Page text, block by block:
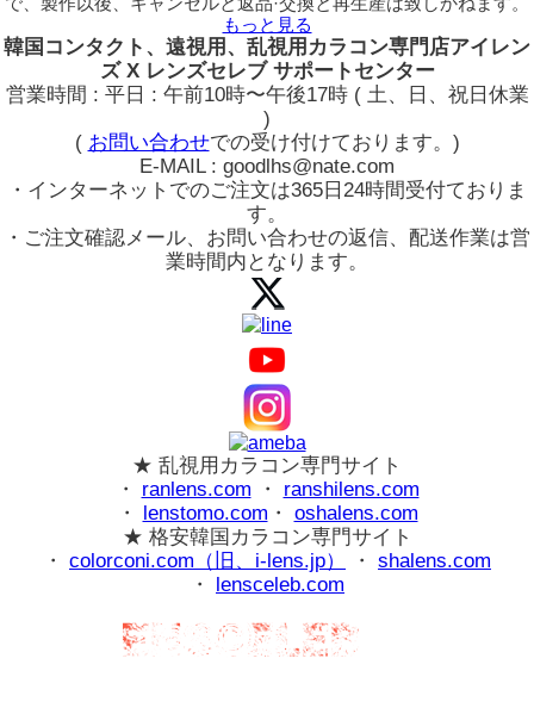
もっと見る
韓国コンタクト、遠視用、乱視用カラコン専門店アイレン
ズ X レンズセレブ サポートセンター
営業時間 : 平日 : 午前10時〜午後17時 ( 土、日、祝日休業
)
( お問い合わせでの受け付けております。)
E-MAIL : goodlhs@nate.com
・インターネットでのご注文は365日24時間受付ておりま
す。
・ご注文確認メール、お問い合わせの返信、配送作業は営
業時間内となります。
★ 乱視用カラコン専門サイト
・ ranlens.com ・ ranshilens.com
・ lenstomo.com ・ oshalens.com
★ 格安韓国カラコン専門サイト
・ colorconi.com（旧、i-lens.jp） ・ shalens.com
・ lensceleb.com